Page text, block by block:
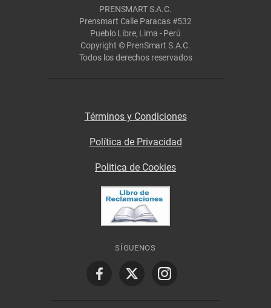
PRENSMART S.A.C.
Prensmart Calle Paracas #532
Pueblo Libre, Lima - Perú
Copyright © PrenSmart S.A.C.
Todos los derechos reservados
Términos y Condiciones
Política de Privacidad
Politica de Cookies
SÍGUENOS